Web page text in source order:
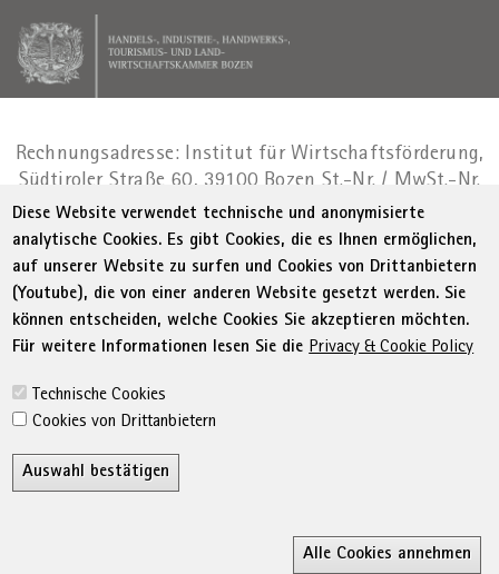
Rechnungsadresse: Institut für Wirtschaftsförderung,
Südtiroler Straße 60, 39100 Bozen St.-Nr. / MwSt.-Nr.
01716880214|administration-
as@bz.legalmail.camcom.it
Menu Footer
© WIFI Impressum Privacy
AGB
Erklärung zur Barrierefreiheit
Sitemap
Transparente Verwaltung
Cookie Policy
Diese Website verwendet technische und anonymisierte
analytische Cookies. Es gibt Cookies, die es Ihnen ermöglichen,
auf unserer Website zu surfen und Cookies von Drittanbietern
(Youtube), die von einer anderen Website gesetzt werden. Sie
können entscheiden, welche Cookies Sie akzeptieren möchten.
Für weitere Informationen lesen Sie die Privacy & Cookie Policy
Technische Cookies
Cookies von Drittanbietern
Auswahl bestätigen
Alle Cookies annehmen